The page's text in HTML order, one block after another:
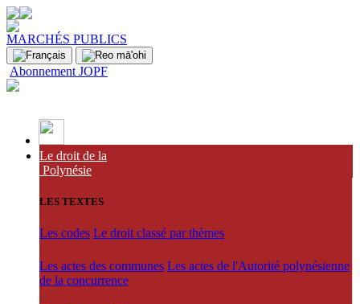
MARCHÉS PUBLICS
Abonnement JOPF
Le droit de la
Polynésie
LES TEXTES
Les codes Le droit classé par thèmes
Les actes des communes Les actes de l'Autorité polynésienne
de la concurrence